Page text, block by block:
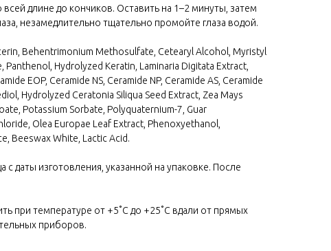
длине до кончиков. Оставить на 1–2 минуты, затем
незамедлительно тщательно промойте глаза водой.
Behentrimonium Methosulfate, Cetearyl Alcohol, Myristyl
Hydrolyzed Keratin, Laminaria Digitata Extract,
EOP, Ceramide NS, Ceramide NP, Ceramide AS, Ceramide
Hydrolyzed Ceratonia Siliqua Seed Extract, Zea Mays
Potassium Sorbate, Polyquaternium-7, Guar
Olea Europae Leaf Extract, Phenoxyethanol,
Beeswax White, Lactic Acid.
с даты изготовления, указанной на упаковке. После
при температуре от +5˚С до +25˚С вдали от прямых
приборов.